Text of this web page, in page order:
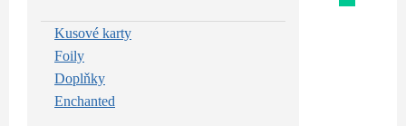
Kusové karty
Foily
Doplňky
Enchanted